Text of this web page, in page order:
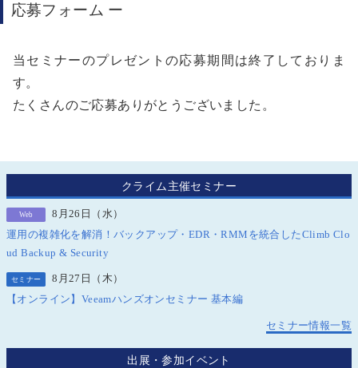
応募フォーム ー
当セミナーのプレゼントの応募期間は終了しておりま
す。
たくさんのご応募ありがとうございました。
クライム主催セミナー
Web
8月26日（水）
運用の複雑化を解消！バックアップ・EDR・RMMを統合したClimb Clo
ud Backup & Security
セミナー
8月27日（木）
【オンライン】Veeamハンズオンセミナー 基本編
セミナー情報一覧
出展・参加イベント